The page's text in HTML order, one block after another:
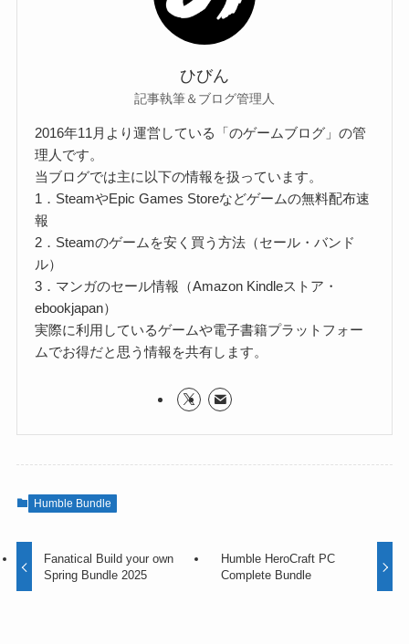
ひびん
記事執筆＆ブログ管理人
2016年11月より運営している「のゲームブログ」の管
理人です。
当ブログでは主に以下の情報を扱っています。
1．SteamやEpic Games Storeなどゲームの無料配布速
報
2．Steamのゲームを安く買う方法（セール・バンド
ル）
3．マンガのセール情報（Amazon Kindleストア・
ebookjapan）
実際に利用しているゲームや電子書籍プラットフォー
ムでお得だと思う情報を共有します。
Humble Bundle
Fanatical Build your own
Spring Bundle 2025
Humble HeroCraft PC
Complete Bundle